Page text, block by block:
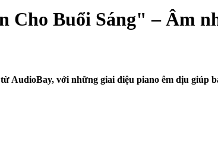
Buổi Sáng" – Âm
AudioBay, với những giai điệu piano êm dịu giúp